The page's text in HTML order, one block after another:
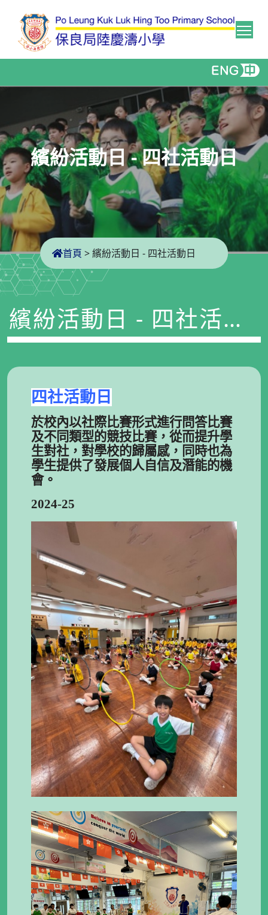
繽紛活動日 - 四社活動日
首頁 >繽紛活動日 - 四社活動日
繽紛活動日 - 四社活動
日
四社活動日
於校內以社際比賽形式進行問答比賽
及不同類型的競技比賽，從而提升學
生對社，對學校的歸屬感，同時也為
學生提供了發展個人自信及潛能的機
會。
2024-25